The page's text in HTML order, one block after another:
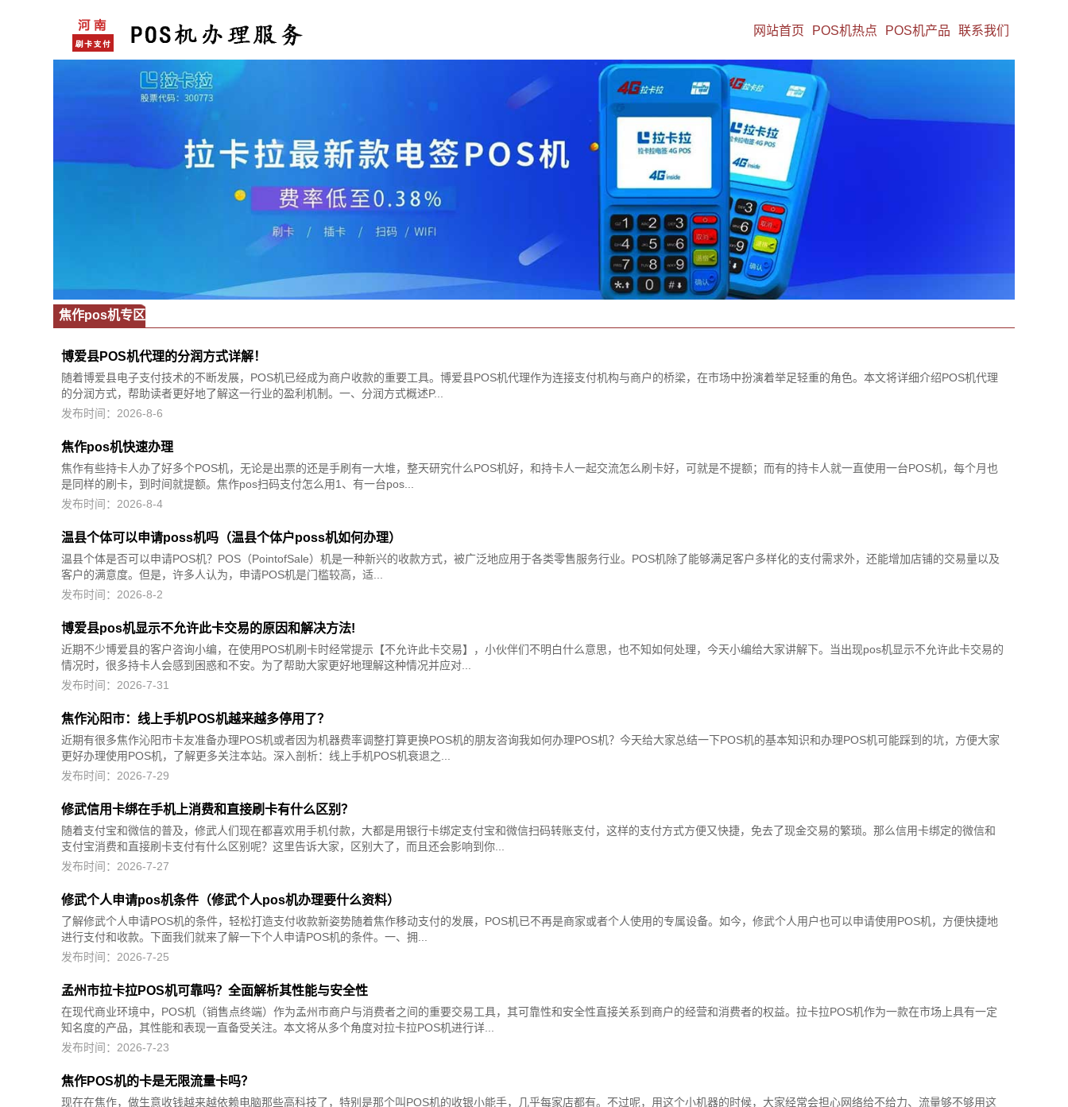
网站首页 POS机热点 POS机产品 联系我们
焦作pos机专区
博爱县POS机代理的分润方式详解！
随着博爱县电子支付技术的不断发展，POS机已经成为商户收款的重要工具。博爱县POS机代理作为连接支付机构与商户的桥梁，在市场中扮演着举足轻重的角色。本文将详细介绍POS机代理
的分润方式，帮助读者更好地了解这一行业的盈利机制。一、分润方式概述P...
发布时间：2026-8-6
焦作pos机快速办理
焦作有些持卡人办了好多个POS机，无论是出票的还是手刷有一大堆，整天研究什么POS机好，和持卡人一起交流怎么刷卡好，可就是不提额；而有的持卡人就一直使用一台POS机，每个月也
是同样的刷卡，到时间就提额。焦作pos扫码支付怎么用1、有一台pos...
发布时间：2026-8-4
温县个体可以申请poss机吗（温县个体户poss机如何办理）
温县个体是否可以申请POS机？POS（PointofSale）机是一种新兴的收款方式，被广泛地应用于各类零售服务行业。POS机除了能够满足客户多样化的支付需求外，还能增加店铺的交易量以及
客户的满意度。但是，许多人认为，申请POS机是门槛较高，适...
发布时间：2026-8-2
博爱县pos机显示不允许此卡交易的原因和解决方法!
近期不少博爱县的客户咨询小编，在使用POS机刷卡时经常提示【不允许此卡交易】，小伙伴们不明白什么意思，也不知如何处理，今天小编给大家讲解下。当出现pos机显示不允许此卡交易的
情况时，很多持卡人会感到困惑和不安。为了帮助大家更好地理解这种情况并应对...
发布时间：2026-7-31
焦作沁阳市：线上手机POS机越来越多停用了？
近期有很多焦作沁阳市卡友准备办理POS机或者因为机器费率调整打算更换POS机的朋友咨询我如何办理POS机？今天给大家总结一下POS机的基本知识和办理POS机可能踩到的坑，方便大家
更好办理使用POS机，了解更多关注本站。深入剖析：线上手机POS机衰退之...
发布时间：2026-7-29
修武信用卡绑在手机上消费和直接刷卡有什么区别？
随着支付宝和微信的普及，修武人们现在都喜欢用手机付款，大都是用银行卡绑定支付宝和微信扫码转账支付，这样的支付方式方便又快捷，免去了现金交易的繁琐。那么信用卡绑定的微信和
支付宝消费和直接刷卡支付有什么区别呢？这里告诉大家，区别大了，而且还会影响到你...
发布时间：2026-7-27
修武个人申请pos机条件（修武个人pos机办理要什么资料）
了解修武个人申请POS机的条件，轻松打造支付收款新姿势随着焦作移动支付的发展，POS机已不再是商家或者个人使用的专属设备。如今，修武个人用户也可以申请使用POS机，方便快捷地
进行支付和收款。下面我们就来了解一下个人申请POS机的条件。一、拥...
发布时间：2026-7-25
孟州市拉卡拉POS机可靠吗？全面解析其性能与安全性
在现代商业环境中，POS机（销售点终端）作为孟州市商户与消费者之间的重要交易工具，其可靠性和安全性直接关系到商户的经营和消费者的权益。拉卡拉POS机作为一款在市场上具有一定
知名度的产品，其性能和表现一直备受关注。本文将从多个角度对拉卡拉POS机进行详...
发布时间：2026-7-23
焦作POS机的卡是无限流量卡吗？
现在在焦作，做生意收钱越来越依赖电脑那些高科技了，特别是那个叫POS机的收银小能手，几乎每家店都有。不过呢，用这个小机器的时候，大家经常会担心网络给不给力、流量够不够用这